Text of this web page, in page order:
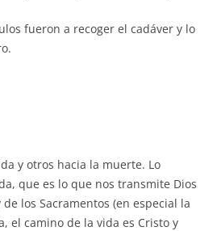
fueron a recoger el cadáver y lo
y otros hacia la muerte. Lo
que es lo que nos transmite Dios
los Sacramentos (en especial la
el camino de la vida es Cristo y